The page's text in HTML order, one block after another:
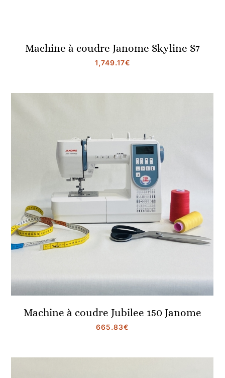
Machine à coudre Janome Skyline S7
1,749.17€
Machine à coudre Jubilee 150 Janome
665.83€